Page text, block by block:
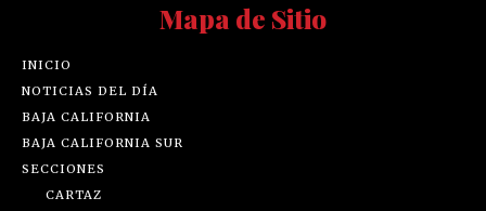
Mapa de Sitio
INICIO
NOTICIAS DEL DÍA
BAJA CALIFORNIA
BAJA CALIFORNIA SUR
SECCIONES
CARTAZ